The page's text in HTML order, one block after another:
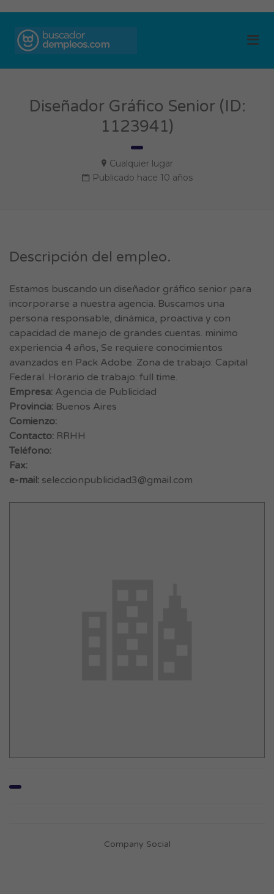
Diseñador Gráfico Senior (ID:
1123941)
Cualquier lugar
Publicado hace 10 años
Descripción del empleo.
Estamos buscando un diseñador gráfico senior para
incorporarse a nuestra agencia. Buscamos una
persona responsable, dinámica, proactiva y con
capacidad de manejo de grandes cuentas. minimo
experiencia 4 años, Se requiere conocimientos
avanzados en Pack Adobe. Zona de trabajo: Capital
Federal. Horario de trabajo: full time.
Empresa: Agencia de Publicidad
Provincia: Buenos Aires
Comienzo:
Contacto: RRHH
Teléfono:
Fax:
e-mail: seleccionpublicidad3@gmail.com
Company Social